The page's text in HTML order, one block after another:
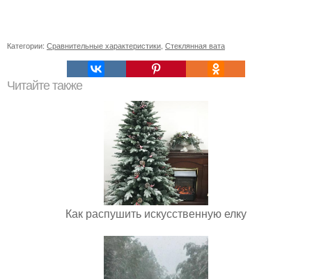
Категории: Сравнительные характеристики Стеклянная вата
Читайте также
Как распушить искусственную елку